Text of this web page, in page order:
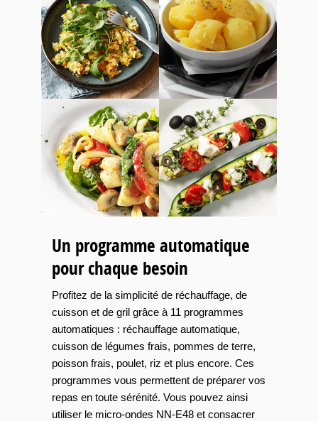
Un programme automatique
pour chaque besoin
Profitez de la simplicité de réchauffage, de
cuisson et de gril grâce à 11 programmes
automatiques : réchauffage automatique,
cuisson de légumes frais, pommes de terre,
poisson frais, poulet, riz et plus encore. Ces
programmes vous permettent de préparer vos
repas en toute sérénité. Vous pouvez ainsi
utiliser le micro-ondes NN-E48 et consacrer